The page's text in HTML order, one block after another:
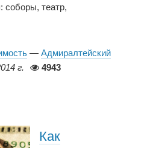
соборы, театр,
— Адмиралтейский
г. 4943
Как